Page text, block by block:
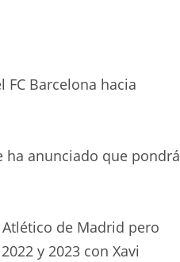
Barcelona hacia
ha anunciado que pondrá
de Madrid pero
y 2023 con Xavi